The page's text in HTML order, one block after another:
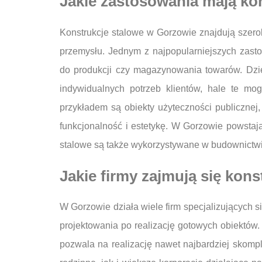
Konstrukcje stalowe w Gorzowie znajdują
przemysłu. Jednym z najpopularniejszych
do produkcji czy magazynowania towarów.
indywidualnych potrzeb klientów, hale te
przykładem są obiekty użyteczności
funkcjonalność i estetykę. W Gorzowie
stalowe są także wykorzystywane w
Jakie firmy zajmują się
W Gorzowie działa wiele firm specjalizujących
projektowania po realizację gotowych
pozwala na realizację nawet najbardziej